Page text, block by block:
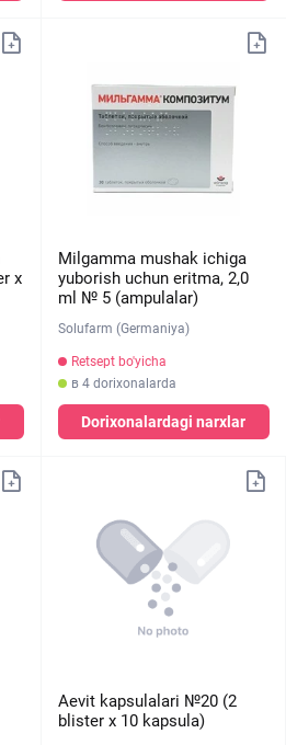
х
Milgamma mushak ichiga
yuborish uchun eritma, 2,0
ml № 5 (ampulalar)
Solufarm (Germaniya)
Retsept bo'yicha
в 4 dorixonalarda
Dorixonalardagi narxlar
Aevit kapsulalari №20 (2
blister х 10 kapsula)